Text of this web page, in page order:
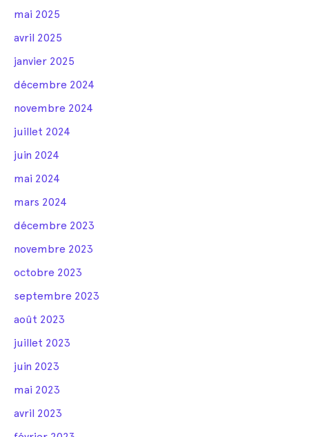
mai 2025
avril 2025
janvier 2025
décembre 2024
novembre 2024
juillet 2024
juin 2024
mai 2024
mars 2024
décembre 2023
novembre 2023
octobre 2023
septembre 2023
août 2023
juillet 2023
juin 2023
mai 2023
avril 2023